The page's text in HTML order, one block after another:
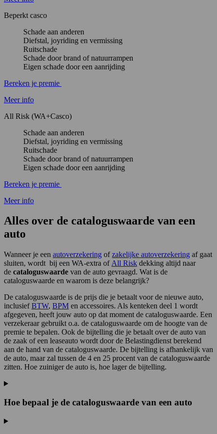
Beperkt casco
Schade aan anderen
Diefstal, joyriding en vermissing
Ruitschade
Schade door brand of natuurrampen
Eigen schade door een aanrijding
Bereken je premie
Meer info
All Risk (WA+Casco)
Schade aan anderen
Diefstal, joyriding en vermissing
Ruitschade
Schade door brand of natuurrampen
Eigen schade door een aanrijding
Bereken je premie
Meer info
Alles over de cataloguswaarde van een
auto
Wanneer je een autoverzekering ofzakelijke autoverzekering af gaat
sluiten, wordt bij een WA-extra of All Risk dekking altijd naar
de cataloguswaarde van de auto gevraagd. Wat is de
cataloguswaarde en waarom is deze belangrijk?
De cataloguswaarde is de prijs die je betaalt voor de nieuwe auto,
inclusiefBTW, BPM en accessoires. Als kenteken deel 1 wordt
afgegeven, heeft jouw auto op dat moment de cataloguswaarde. Een
verzekeraar gebruikt o.a. de cataloguswaarde om de hoogte van de
premie te bepalen. Ook de bijtelling die je betaalt over de auto van
de zaak of een leaseauto wordt door de Belastingdienst berekend
aan de hand van de cataloguswaarde. De bijtelling is afhankelijk van
de auto, maar zal tussen de 4 en 25 procent van de cataloguswaarde
zitten. Hoe zuiniger de auto is, hoe lager de bijtelling.
Hoe bepaal je de cataloguswaarde van een auto